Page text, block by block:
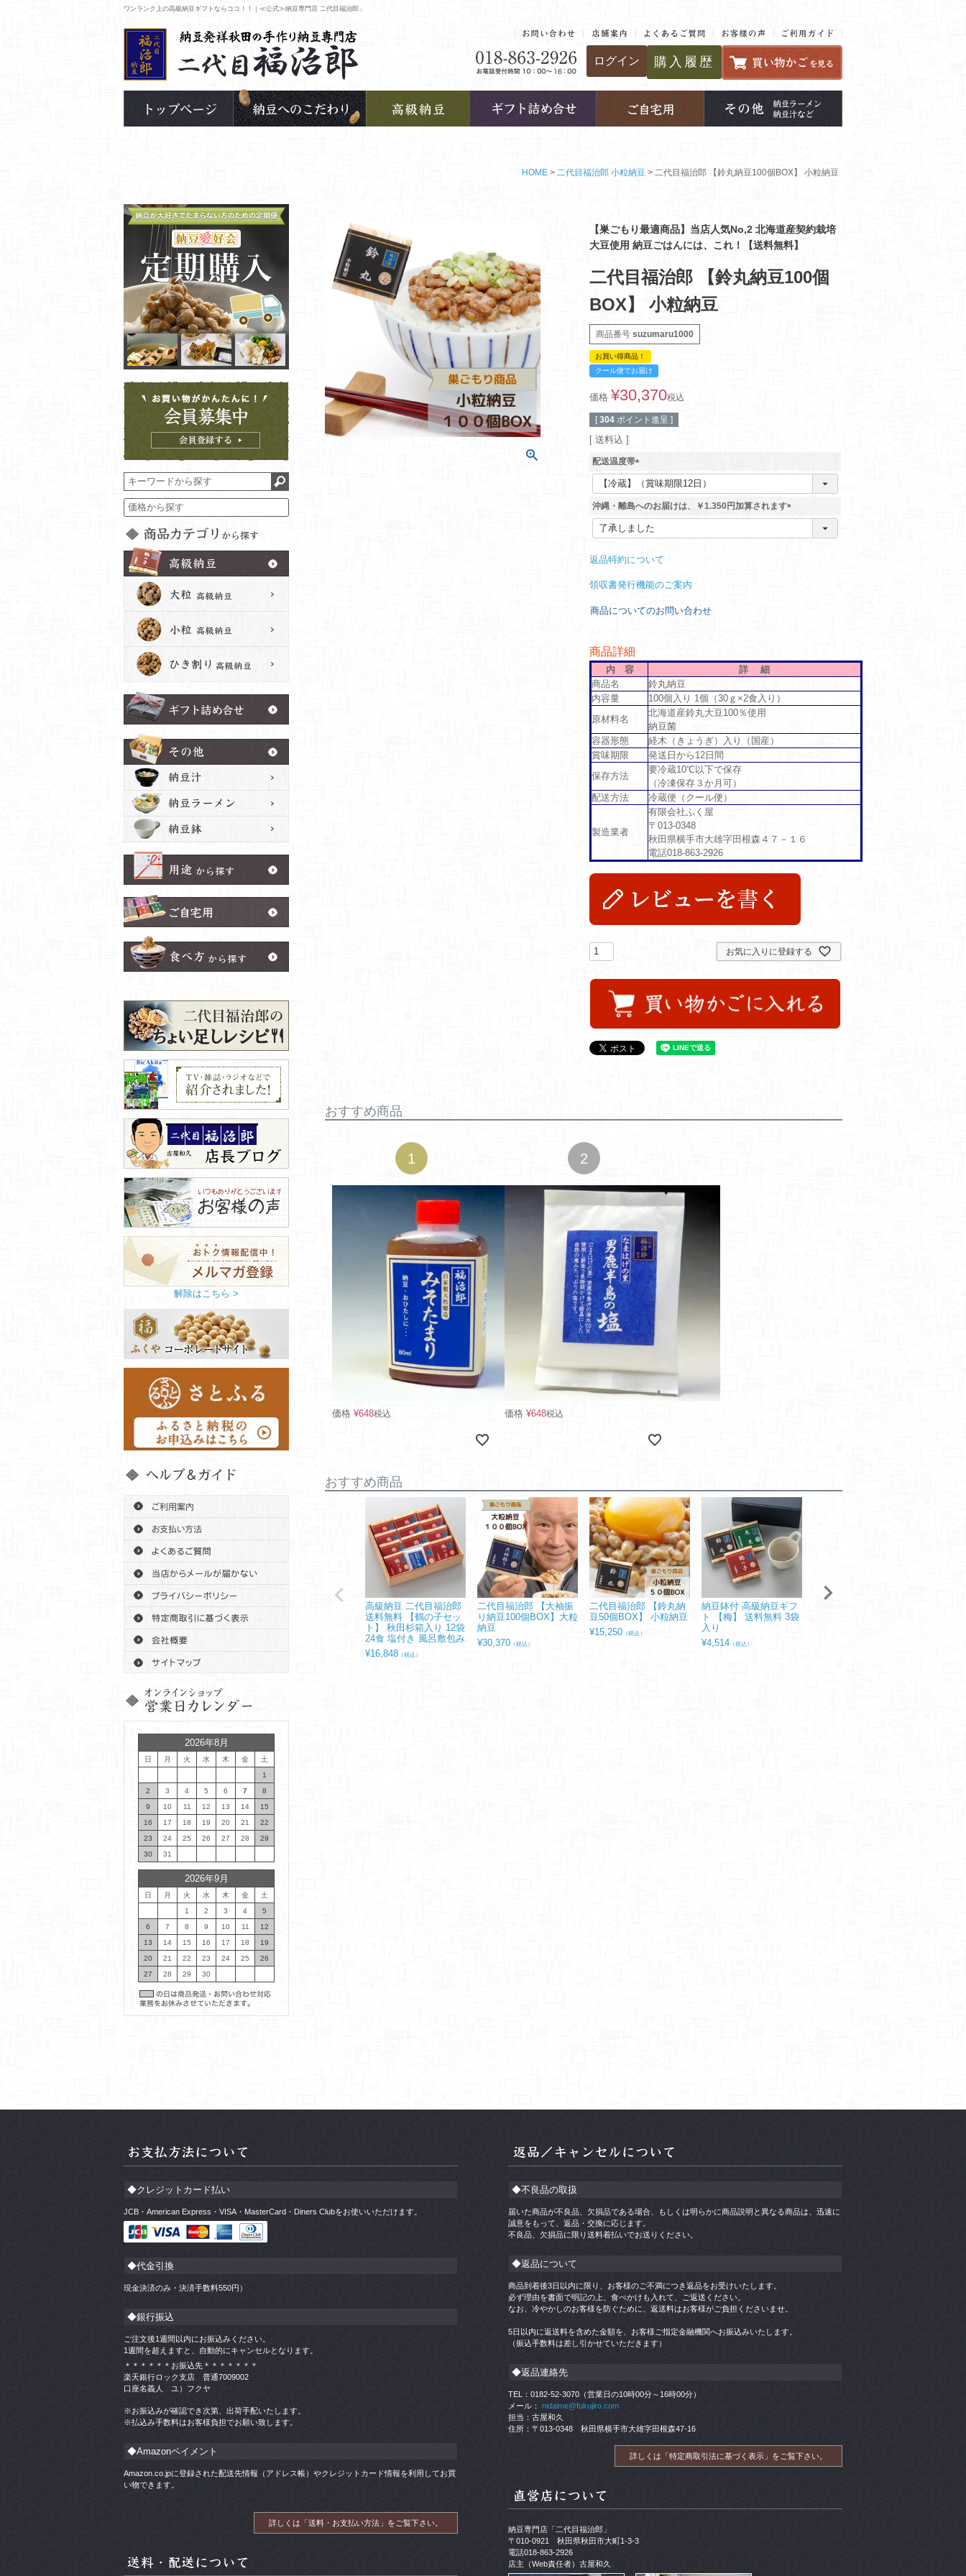
ワンランク上の高級納豆ギフトならココ！！｜≪公式≫納豆専門店 二代目福治郎」
ログイン 購入履歴
HOME 二代目福治郎 小粒納豆 二代目福治郎 【鈴丸納豆100個BOX】 小粒納豆
解除はこちら >
2026年8月
日 月 火 水 木 金
土
1
2
3 4 5 6 7
8
9
10 11 12 13 14
15
16
17 18 19 20 21
22
23
24 25 26 27 28
29
30
31
2026年9月
日 月 火 水 木 金
土
1
2 3 4
5
6
7 8 9 10 11
12
13
14 15 16 17 18
19
20
21 22 23 24 25
26
27
28 29 30
【巣ごもり最適商品】当店人気No,2 北海道産契約栽培
大豆使用 納豆ごはんには、これ！【送料無料】
二代目福治郎 【鈴丸納豆100個
BOX】 小粒納豆
商品番号 suzumaru1000
お買い得商品！
クール便でお届け
価格 ¥30,370税込
[ 304 ポイント進呈 ]
送料込
配送温度帯
(
必
須
)
沖縄・離島へのお届けは、￥1.350円加算されます
(
返品特約について
領収書発行機能のご案内
商品についてのお問い合わせ
商品詳細
内 容
詳 細
商品名
鈴丸納豆
内容量
100個入り 1個（30ｇ×2食入り）
原材料名
北海道産鈴丸大豆100％使用
納豆菌
容器形態
経木（きょうぎ）入り（国産）
賞味期限
発送日から12日間
保存方法
要冷蔵10℃以下で保存
（冷凍保存３か月可）
配送方法
冷蔵便（クール便）
製造業者
有限会社ふく屋
〒013-0348
秋田県横手市大雄字田根森４７－１６
電話018-863-2926
お気に入りに登録する
おすすめ商品
価格 ¥648税込 価格 ¥648税込
おすすめ商品
高級納豆 二代目福治郎
送料無料 【鶴の子セッ
ト】 秋田杉箱入り 12袋
24食 塩付き 風呂敷包み
¥16,848 （税込）
二代目福治郎 【大袖振
り納豆100個BOX】大粒
納豆
¥30,370 （税込）
二代目福治郎 【鈴丸納
豆50個BOX】 小粒納豆
¥15,250 （税込）
納豆鉢付 高級納豆ギフ
ト 【梅】 送料無料 3袋
入り
¥4,514 （税込）
◆クレジットカード払い
JCB・American Express・VISA・MasterCard・Diners Clubをお使いいただけます。
◆代金引換
現金決済のみ・決済手数料550円）
◆銀行振込
ご注文後1週間以内にお振込みください。
1週間を超えますと、自動的にキャンセルとなります。
＊＊＊＊＊＊お振込先＊＊＊＊＊＊＊
楽天銀行ロック支店 普通7009002
口座名義人 ユ）フクヤ
※お振込みが確認でき次第、出荷手配いたします。
※払込み手数料はお客様負担でお願い致します。
◆Amazonペイメント
Amazon.co.jpに登録された配送先情報（アドレス帳）やクレジットカード情報を利用してお買
い物できます。
詳しくは「送料・お支払い方法」をご覧下さい。
◆不良品の取扱
届いた商品が不良品、欠損品である場合、もしくは明らかに商品説明と異なる商品は、迅速に
誠意をもって、返品・交換に応じます。
不良品、欠損品に限り送料着払いでお送りください。
◆返品について
商品到着後3日以内に限り、お客様のご不満につき返品をお受けいたします。
必ず理由を書面で明記の上、食べかけも入れて、ご返送ください。
なお、冷やかしのお客様を防ぐために、返送料はお客様がご負担くださいませ。
5日以内に返送料を含めた金額を、お客様ご指定金融機関へお振込みいたします。
（振込手数料は差し引かせていただきます）
◆返品連絡先
TEL：0182-52-3070（営業日の10時00分～16時00分）
メール：
nidaime@fukujiro.com
担当：古屋和久
住所：〒013-0348 秋田県横手市大雄字田根森47-16
詳しくは「特定商取引法に基づく表示」をご覧下さい。
納豆専門店「二代目福治郎」
〒010-0921 秋田県秋田市大町1-3-3
電話018-863-2926
店主（Web責任者）古屋和久